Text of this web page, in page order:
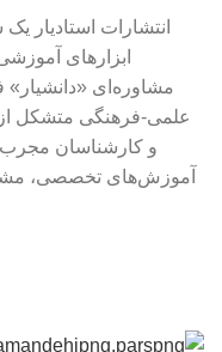
انتشارات استادیار
ابزارهای
مشاوره‌ای «دانشیار»
علمی-فرهنگی متشکل از
و کارشناسان
آموزش‌های تخصصی،